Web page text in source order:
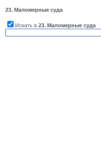
23. Маломерные суда
Искать в 23. Маломерные суда